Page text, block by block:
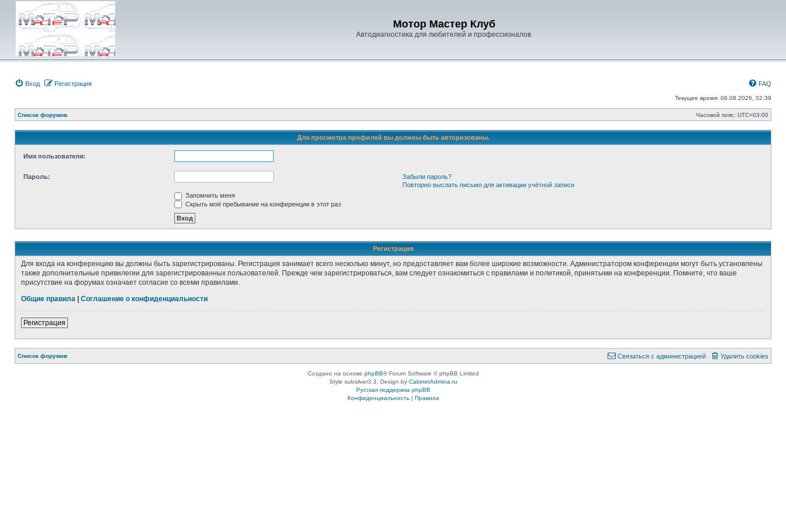
Мотор Мастер Клуб
Автодиагностика для любителей и профессионалов
Вход Регистрация FAQ
Текущее время: 08.08.2026, 02:39
Список форумов Часовой пояс: UTC+03:00
Для просмотра профилей вы должны быть авторизованы.
Имя пользователя:
Пароль:
Забыли пароль?
Повторно выслать письмо для активации учётной записи
Запомнить меня
Скрыть моё пребывание на конференции в этот раз
Регистрация
Для входа на конференцию вы должны быть зарегистрированы. Регистрация занимает всего несколько минут, но предоставляет вам более широкие возможности. Администратором конференции могут быть установлены
также дополнительные привилегии для зарегистрированных пользователей. Прежде чем зарегистрироваться, вам следует ознакомиться с правилами и политикой, принятыми на конференции. Помните, что ваше
присутствие на форумах означает согласие со всеми правилами.
Общие правила
Соглашение о конфиденциальности
Регистрация
Список форумов Удалить cookies
Связаться с администрацией
Создано на основе phpBB® Forum Software © phpBB Limited
Style subsilver3.3. Design by CabinetAdmina.ru
Русская поддержка phpBB
Конфиденциальность| Правила